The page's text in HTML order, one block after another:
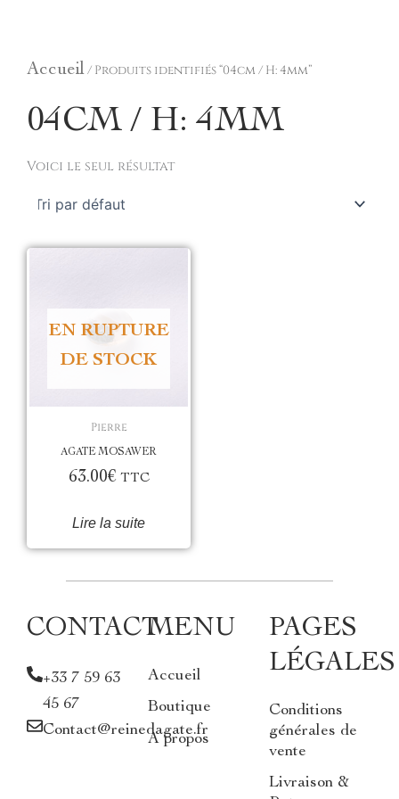
contenu
Accueil/ Produits identifiés “04cm / H: 4mm”
04CM / H: 4MM
Voici le seul résultat
EN RUPTURE
DE STOCK
Pierre
AGATE MOSAWER
63.00€ TTC
Lire la suite
CONTACT
+33 7 59 63
45 67
Contact@reinedagate.fr
MENU
Accueil
Boutique
A propos
PAGES
LÉGALES
Conditions
générales de
vente
Livraison &